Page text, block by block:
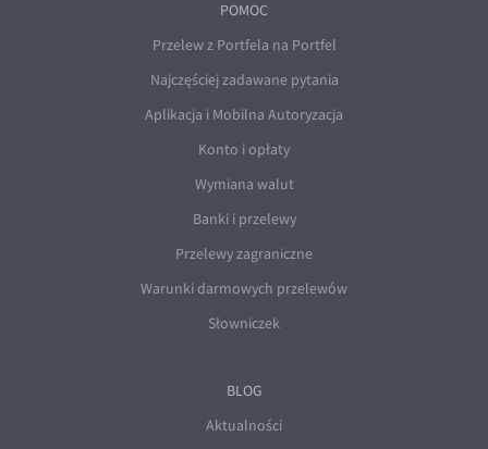
POMOC
Przelew z Portfela na Portfel
Najczęściej zadawane pytania
Aplikacja i Mobilna Autoryzacja
Konto i opłaty
Wymiana walut
Banki i przelewy
Przelewy zagraniczne
Warunki darmowych przelewów
Słowniczek
BLOG
Aktualności